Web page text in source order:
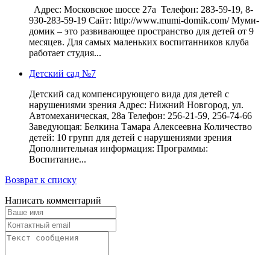
Адрес: Московское шоссе 27а Телефон: 283-59-19, 8-
930-283-59-19 Сайт: http://www.mumi-domik.com/ Муми-
домик – это развивающее пространство для детей от 9
месяцев. Для самых маленьких воспитанников клуба
работает студия...
Детский сад №7
Детский сад компенсирующего вида для детей с
нарушениями зрения Адрес: Нижний Новгород, ул.
Автомеханическая, 28а Телефон: 256-21-59, 256-74-66
Заведующая: Белкина Тамара Алексеевна Количество
детей: 10 групп для детей с нарушениями зрения
Дополнительная информация: Программы:
Воспитание...
Возврат к списку
Написать комментарий